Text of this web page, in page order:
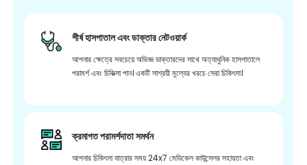
শীর্ষ হাসপাতাল এবং ডাক্তার নেটওয়ার্ক
আপনার ক্ষেত্রে সবচেয়ে অভিজ্ঞ ডাক্তারদের সাথে অত্যাধুনিক হাসপাতালে
পরামর্শ এবং চিকিত্সা পান। একটি সাশ্রয়ী মূল্যের খরচে সেরা চিকিৎসা।
ক্রমাগত পরামর্শদাতা সমর্থন
আপনার চিকিৎসা যাত্রার সময় 24x7 মেডিকেল কাউন্সেলর সহায়তা এবং